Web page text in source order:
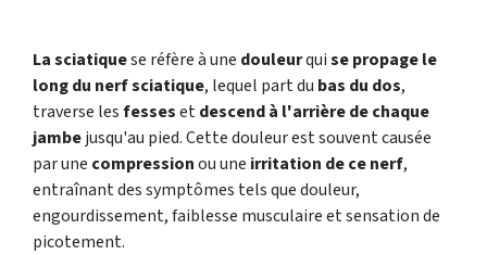
La sciatiquese réfère à une douleurquise propage le
long du nerf sciatique, lequel part du bas du dos,
traverse lesfessesetdescend à l'arrière de chaque
jambejusqu'au pied. Cette douleur est souvent causée
par une compressionou une irritation de ce nerf,
entraînant des symptômes tels que douleur,
engourdissement, faiblesse musculaire et sensation de
picotement.